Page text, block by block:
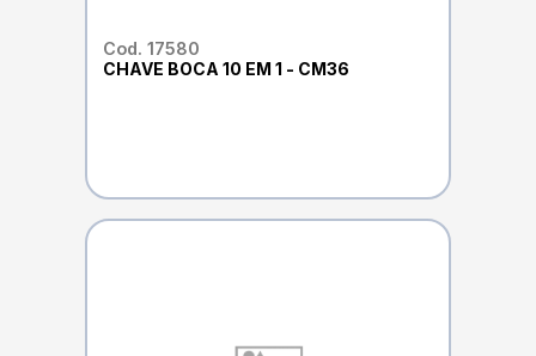
Cod. 17580
CHAVE BOCA 10 EM 1 - CM36